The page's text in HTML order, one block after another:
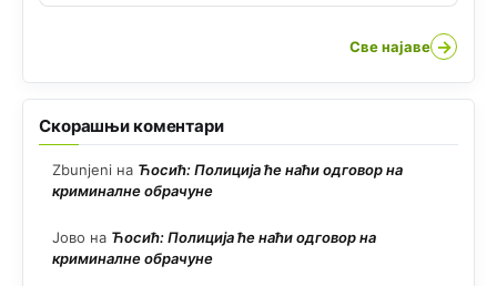
Све најаве →
Скорашњи коментари
Zbunjeni на Ћосић: Полиција ће наћи одговор на
криминалне обрачуне
Јово на Ћосић: Полиција ће наћи одговор на
криминалне обрачуне